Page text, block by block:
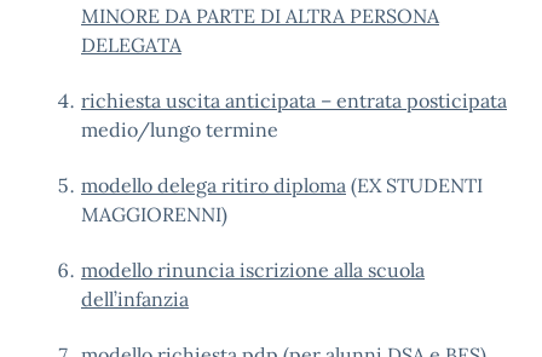
MINORE DA PARTE DI ALTRA PERSONA
DELEGATA
richiesta uscita anticipata – entrata posticipata
medio/lungo termine
modello delega ritiro diploma (EX STUDENTI
MAGGIORENNI)
modello rinuncia iscrizione alla scuola
dell’infanzia